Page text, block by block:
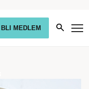
BLI MEDLEM